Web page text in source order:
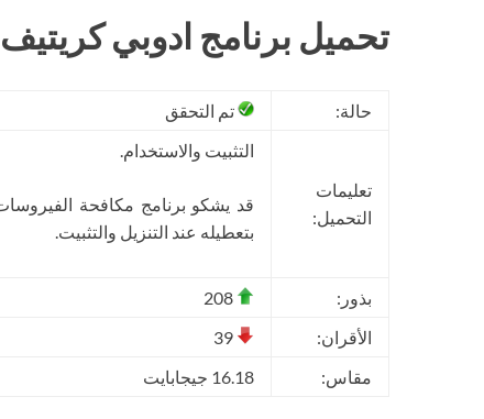
تحميل برنامج ادوبي كريتيف
حالة: تم التحقق
تعليمات
التحميل:
التثبيت والاستخدام.
قد يشكو برنامج مكافحة
بتعطيله عند التنزيل والتثبيت.
بذور:
الأقران:
مقاس:
16.18 جيجابايت